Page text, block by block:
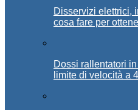
Disservizi elettrici,
cosa fare per
Dossi rallentatori
limite di velocità a